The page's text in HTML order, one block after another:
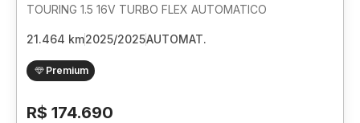
TOURING 1.5 16V TURBO FLEX AUTOMATICO
21.464 km2025/2025AUTOMAT.
Premium
R$ 174.690